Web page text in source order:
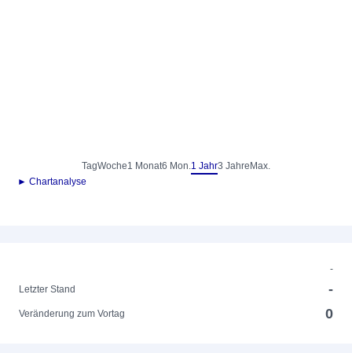
TagWoche1 Monat6 Mon.1 Jahr3 Jahre Max.
► Chartanalyse
-
Letzter Stand
-
Veränderung zum Vortag 0